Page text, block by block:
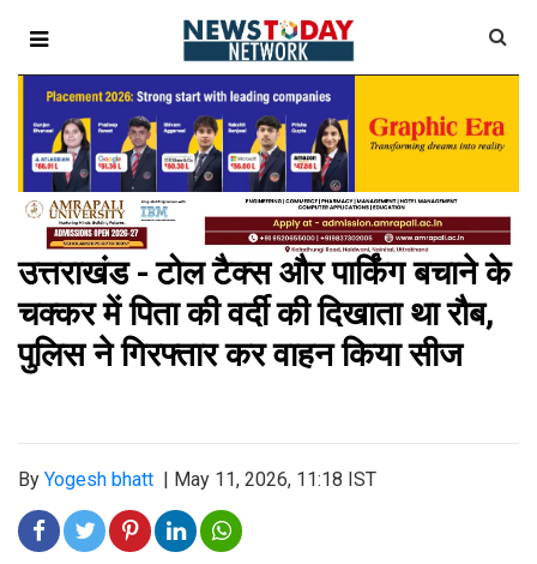
उत्तराखंड - टोल टैक्स और पार्किंग बचाने के
चक्कर में पिता की वर्दी की दिखाता था रौब,
पुलिस ने गिरफ्तार कर वाहन किया सीज
By Yogesh bhatt May 11, 2026, 11:18 IST